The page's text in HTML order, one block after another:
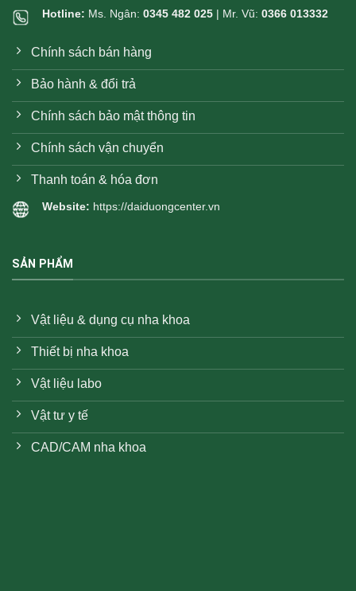
Hotline: Ms. Ngân: 0345 482 025 | Mr. Vũ: 0366 013332
Chính sách bán hàng
Bảo hành & đổi trả
Chính sách bảo mật thông tin
Chính sách vận chuyển
Thanh toán & hóa đơn
Website: https://daiduongcenter.vn
SẢN PHẨM
Vật liệu & dụng cụ nha khoa
Thiết bị nha khoa
Vật liệu labo
Vật tư y tế
CAD/CAM nha khoa